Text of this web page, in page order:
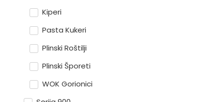
Kiperi
Pasta Kukeri
Plinski Roštilji
Plinski Šporeti
WOK Gorionici